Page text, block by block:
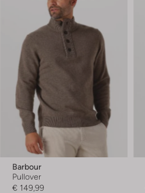
Barbour
Pullover
€ 149,99